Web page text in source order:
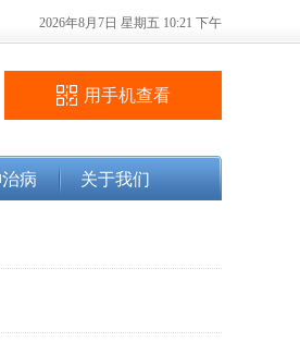
2026年8月7日 星期五 10:21 下午
用手机查看
病 关于我们